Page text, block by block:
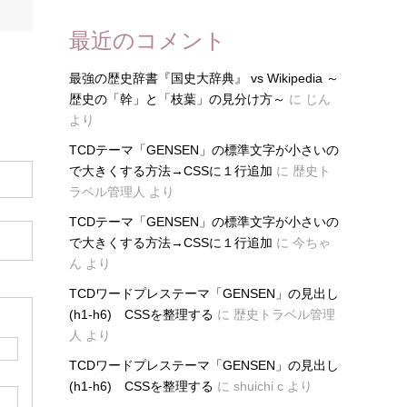
最近のコメント
最強の歴史辞書『国史大辞典』 vs Wikipedia ～
歴史の「幹」と「枝葉」の見分け方～ に じん
より
TCDテーマ「GENSEN」の標準文字が小さいの
で大きくする方法→CSSに１行追加 に 歴史ト
ラベル管理人 より
TCDテーマ「GENSEN」の標準文字が小さいの
で大きくする方法→CSSに１行追加 に 今ちゃ
ん より
TCDワードプレステーマ「GENSEN」の見出し
(h1-h6) CSSを整理する に 歴史トラベル管理
人 より
TCDワードプレステーマ「GENSEN」の見出し
(h1-h6) CSSを整理する に shuichi c より